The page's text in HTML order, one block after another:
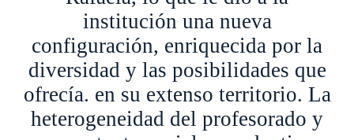
institución una nueva
configuración, enriquecida por la
diversidad y las posibilidades que
ofrecía. en su extenso territorio. La
heterogeneidad del profesorado y